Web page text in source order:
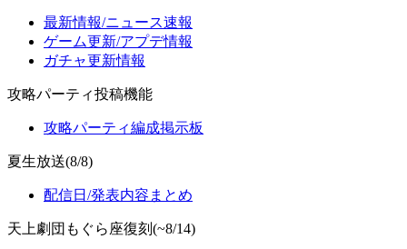
最新情報/ニュース速報
ゲーム更新/アプデ情報
ガチャ更新情報
攻略パーティ投稿機能
攻略パーティ編成掲示板
夏生放送(8/8)
配信日/発表内容まとめ
天上劇団もぐら座復刻(~8/14)